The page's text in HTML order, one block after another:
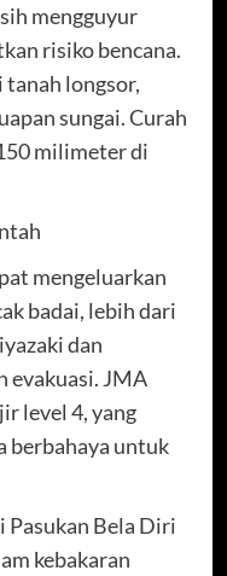
mengguyur
risiko bencana.
longsor,
sungai. Curah
milimeter di
mengeluarkan
badai, lebih dari
dan
evakuasi. JMA
level 4, yang
berbahaya untuk
Pasukan Bela Diri
kebakaran